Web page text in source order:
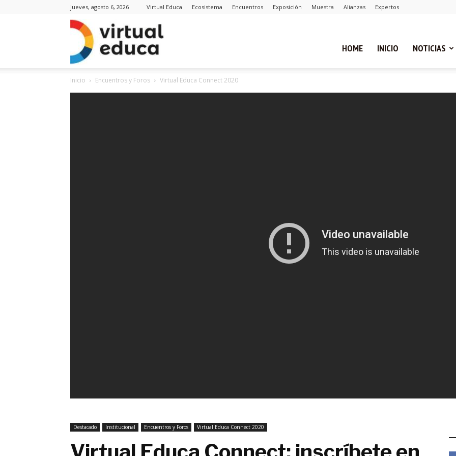
jueves, agosto 6, 2026 Virtual Educa Ecosistema Encuentros Exposición Muestra Alianzas Expertos
Educa
HOME INICIO NOTICIAS
Inicio Encuentros y Foros Virtual Educa Connect 2020
Destacado Institucional Encuentros y Foros Virtual Educa Connect 2020